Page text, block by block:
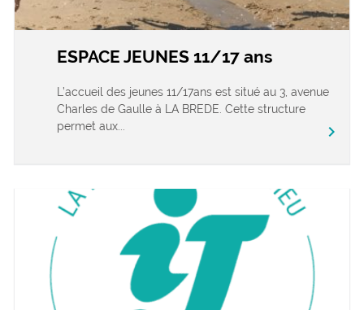
ESPACE JEUNES 11/17 ans
L’accueil des jeunes 11/17ans est situé au 3, avenue
Charles de Gaulle à LA BREDE. Cette structure
permet aux...
chevron_right